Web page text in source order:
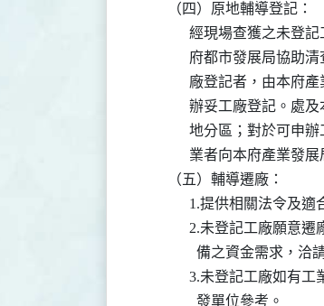
        （四）原地輔導登記：
經現場查獲之
府都市發展局
廠登記者，由
辦妥工廠登記
地分區；對於
業者向本府產業
        （五）輔導遷廠：
1.提供相關法
2.未登記工廠
備之資金需求
3.未登記工廠
                發單位參考。